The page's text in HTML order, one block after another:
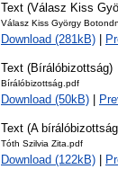
Text (Válasz Kiss
Válasz Kiss György
Download (281kB)
Text (Bírálóbizottság)
Bírálóbizottság.pdf
Download (50kB)
Text (A
Tóth Szilvia Zita.pdf
Download (122kB)